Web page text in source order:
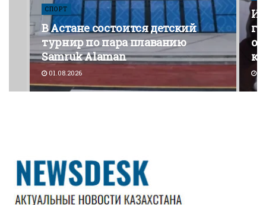
СПОРТ
В Астане состоится детский
турнир по пара плаванию
Samruk Alaman
01.08.2026